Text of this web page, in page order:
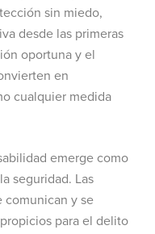
sin miedo,
desde las primeras
oportuna y el
en
cualquier medida
emerge como
seguridad. Las
comunican y se
para el delito